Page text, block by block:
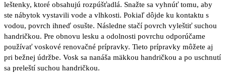
leštenky, ktoré obsahujú rozpúšťadlá. Snažte sa vyhnúť tomu, aby
ste nábytok vystavili vode a vlhkosti. Pokiaľ dôjde ku kontaktu s
vodou, povrch ihneď osušte. Následne stačí povrch vyleštiť suchou
handričkou. Pre obnovu lesku a odolnosti povrchu odporúčame
používať voskové renovačné prípravky. Tieto prípravky môžete aj
pri bežnej údržbe. Vosk sa nanáša mäkkou handričkou a po uschnutí
sa preleští suchou handričkou.